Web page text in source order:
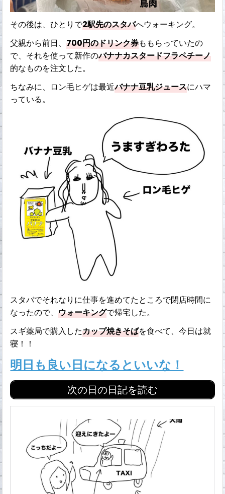
その後は、ひとりで2駅先のスタバへウォーキング。
父親から前日、700円のドリンク券ももらっていたの
で、それを使って新作のバナナカスタードフラペチーノ
的なものを注文した。
ちなみに、ロン毛ヒゲは最近バナナ豆乳ジュースにハマ
っている。
スタバでそれなりに仕事を進めてたところで閉店時間に
なったので、ウォーキングで帰宅した。
スギ薬局で購入したカップ焼きそばを食べて、今日は就
寝！！
明日も良い日になるといいな！
次の日の日記を読む